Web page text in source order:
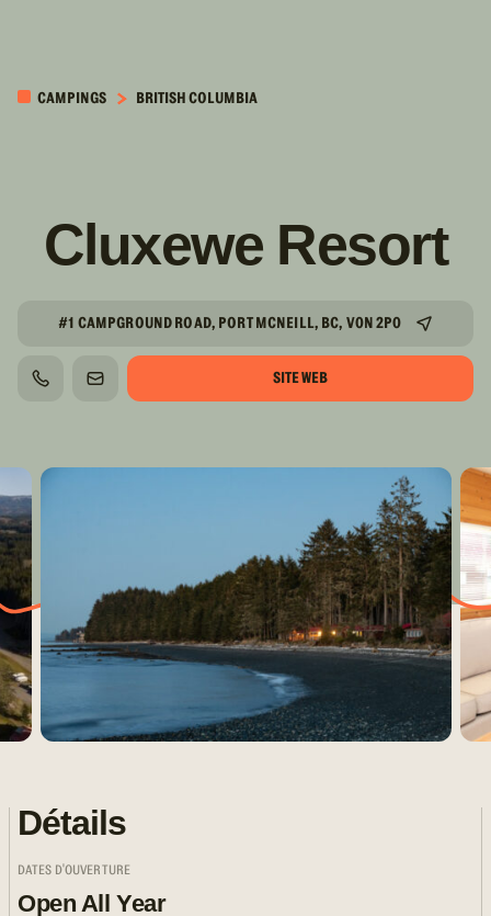
CONTENUCAMPINGS BRITISH COLUMBIA
Cluxewe Resort
#1 CAMPGROUND ROAD, PORT MCNEILL, BC, V0N 2P0
TÉLÉPHONECOURRIEL SITE WEB
Détails
DATES D'OUVERTURE
Open All Year